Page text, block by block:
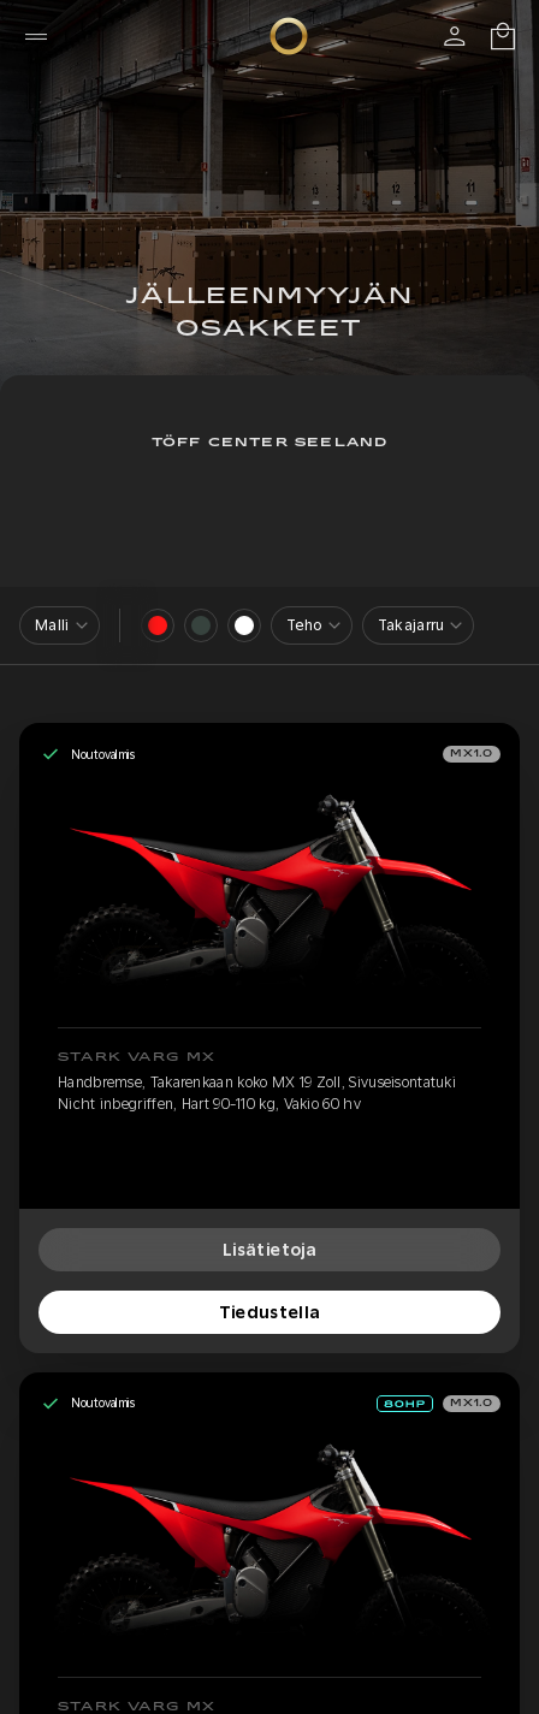
JÄLLEENMYYJÄN
OSAKKEET
TÖFF CENTER SEELAND
Malli Teho Takajarru
Noutovalmis MX1.0
STARK VARG MX
Handbremse, Takarenkaan koko MX 19 Zoll, Sivuseisontatuki
Nicht inbegriffen, Hart 90-110 kg, Vakio 60 hv
Lisätietoja
Tiedustella
Noutovalmis MX1.0
STARK VARG MX